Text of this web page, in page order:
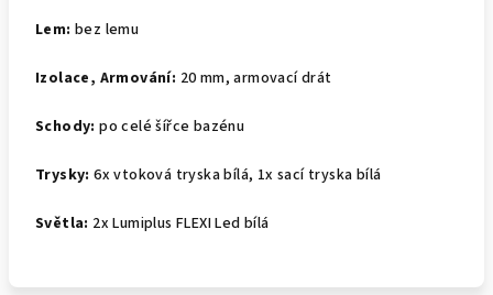
Lem: bez lemu
Izolace, Armování: 20 mm, armovací drát
Schody:po celé šířce bazénu
Trysky: 6x vtoková tryska bílá, 1x sací tryska bílá
Světla: 2x Lumiplus FLEXI Led bílá